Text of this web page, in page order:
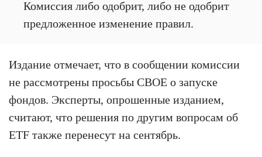
Комиссия либо одобрит, либо не одобрит
предложенное изменение правил.
Издание отмечает, что в сообщении комиссии
не рассмотрены просьбы CBOE о запуске
фондов. Эксперты, опрошенные изданием,
считают, что решения по другим вопросам об
ETF также перенесут на сентябрь.